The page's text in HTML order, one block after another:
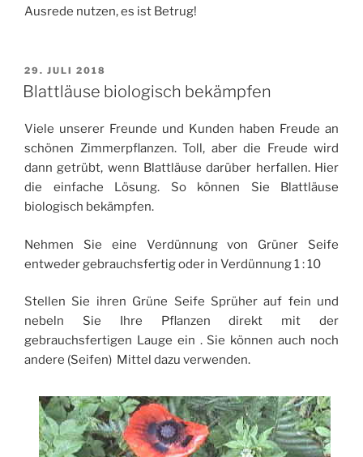
Ausrede nutzen, es ist Betrug!
VERÖFFENTLICHT
AM
29. JULI 2018
Blattläuse biologisch bekämpfen
Viele unserer Freunde und Kunden haben Freude an
schönen Zimmerpflanzen. Toll, aber die Freude wird
dann getrübt, wenn Blattläuse darüber herfallen. Hier
die einfache Lösung. So können Sie Blattläuse
biologisch bekämpfen.
Nehmen Sie eine Verdünnung von Grüner Seife
entweder gebrauchsfertig oder in Verdünnung 1 : 10
Stellen Sie ihren Grüne Seife Sprüher auf fein und
nebeln Sie Ihre Pflanzen direkt mit der
gebrauchsfertigen Lauge ein . Sie können auch noch
andere (Seifen) Mittel dazu verwenden.